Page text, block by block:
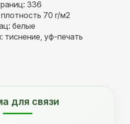
336
70 г/м2
белые
тиснение, уф-печать
для связи